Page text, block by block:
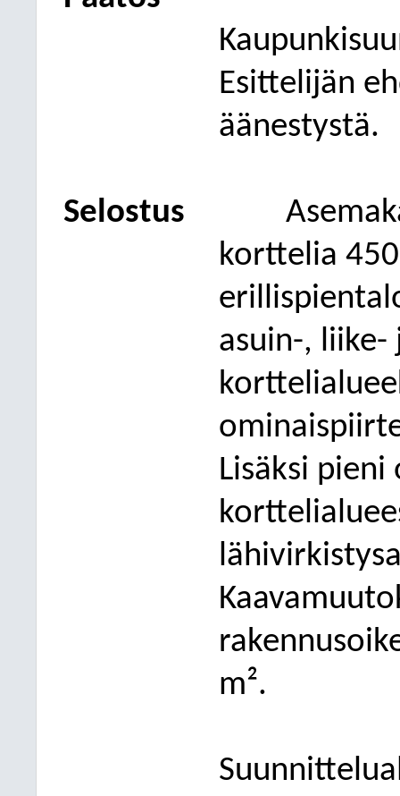
Esittelijän
äänestystä.
Selostus
korttelia 450
asuin-,
Lisäksi pieni
m².